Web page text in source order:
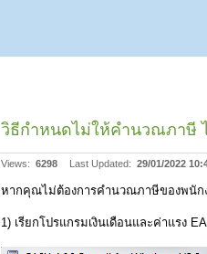
วิธีกำหนดไม่ให้คำนวณภาษี
Views: 6298 Last Updated: 29/01/2022
หากคุณไม่ต้องการคำนวณภาษีของพนัก
1) เรียกโปรแกรมเงินเดือนและค่าแรง